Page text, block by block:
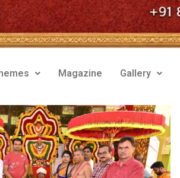
Magazine Gallery